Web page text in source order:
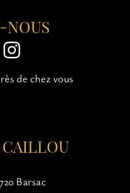
options
peuvent
être
choisies
la
NOUS
de chez vous
Barsac